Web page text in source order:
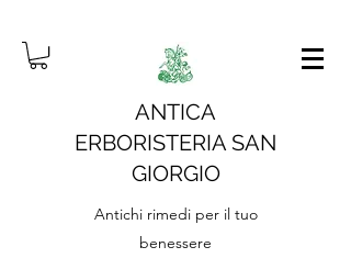
ANTICA
ERBORISTERIA SAN
GIORGIO
Antichi rimedi per il tuo
benessere